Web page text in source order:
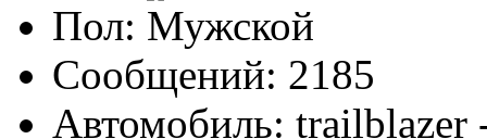
Пол:
Сообщений: 2185
Автомобиль: